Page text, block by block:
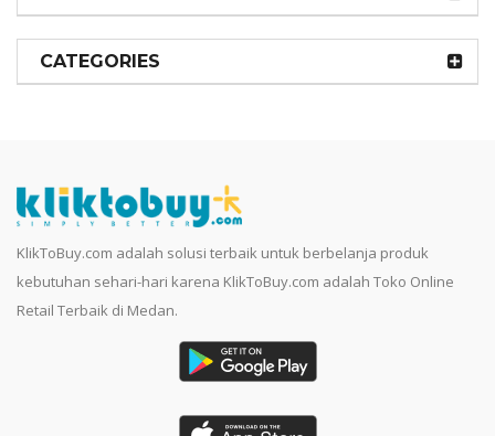
CATEGORIES
KlikToBuy.com adalah solusi terbaik untuk berbelanja produk
kebutuhan sehari-hari karena KlikToBuy.com adalah Toko Online
Retail Terbaik di Medan.